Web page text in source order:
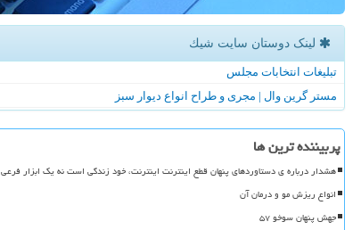
لینک دوستان سایت شیك
تبلیغات انتخابات مجلس
مستر گرین وال | مجری و طراح انواع دیوار سبز
پربیننده ترین ها
هشدار درباره ی دستاوردهای پنهان قطع اینترنت اینترنت، خود زندگی است نه یک ابزار فرعی
انواع ریزش مو و درمان آن
جهش پنهان سوخو ۵۷